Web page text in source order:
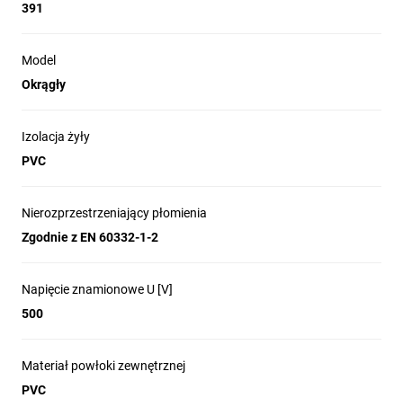
391
Model
Okrągły
Izolacja żyły
PVC
Nierozprzestrzeniający płomienia
Zgodnie z EN 60332-1-2
Napięcie znamionowe U [V]
500
Materiał powłoki zewnętrznej
PVC